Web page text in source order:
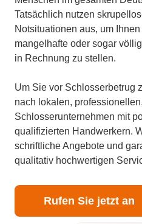
Tatsächlich nutzen
Notsituationen aus, um
mangelhafte oder sogar
in Rechnung zu stellen.
Um Sie vor Schlosserbetrug
nach lokalen,
Schlosserunternehmen mit
qualifizierten Handwerkern.
schriftliche Angebote und
qualitativ hochwertigen
Rufen Sie jetzt an